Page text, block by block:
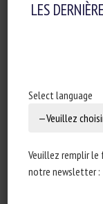
LEVIERS
LES
Select language
Veuillez remplir le
notre newsletter :